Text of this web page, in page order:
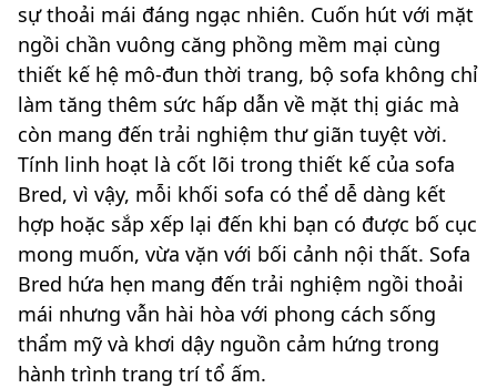
sự thoải mái đáng ngạc nhiên. Cuốn hút với mặt
ngồi chần vuông căng phồng mềm mại cùng
thiết kế hệ mô-đun thời trang, bộ sofa không chỉ
làm tăng thêm sức hấp dẫn về mặt thị giác mà
còn mang đến trải nghiệm thư giãn tuyệt vời.
Tính linh hoạt là cốt lõi trong thiết kế của sofa
Bred, vì vậy, mỗi khối sofa có thể dễ dàng kết
hợp hoặc sắp xếp lại đến khi bạn có được bố cục
mong muốn, vừa vặn với bối cảnh nội thất. Sofa
Bred hứa hẹn mang đến trải nghiệm ngồi thoải
mái nhưng vẫn hài hòa với phong cách sống
thẩm mỹ và khơi dậy nguồn cảm hứng trong
hành trình trang trí tổ ấm.